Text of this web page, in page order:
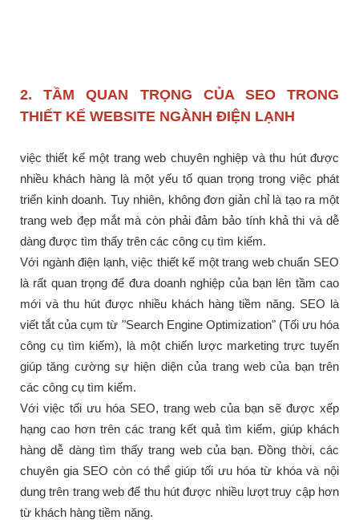
2. TẦM QUAN TRỌNG CỦA SEO TRONG
THIẾT KẾ WEBSITE NGÀNH ĐIỆN LẠNH
việc thiết kế một trang web chuyên nghiệp và thu hút được
nhiều khách hàng là một yếu tố quan trọng trong việc phát
triển kinh doanh. Tuy nhiên, không đơn giản chỉ là tạo ra một
trang web đẹp mắt mà còn phải đảm bảo tính khả thi và dễ
dàng được tìm thấy trên các công cụ tìm kiếm.
Với ngành điện lạnh, việc thiết kế một trang web chuẩn SEO
là rất quan trọng để đưa doanh nghiệp của bạn lên tầm cao
mới và thu hút được nhiều khách hàng tiềm năng. SEO là
viết tắt của cụm từ "Search Engine Optimization" (Tối ưu hóa
công cụ tìm kiếm), là một chiến lược marketing trực tuyến
giúp tăng cường sự hiện diện của trang web của bạn trên
các công cụ tìm kiếm.
Với việc tối ưu hóa SEO, trang web của bạn sẽ được xếp
hạng cao hơn trên các trang kết quả tìm kiếm, giúp khách
hàng dễ dàng tìm thấy trang web của bạn. Đồng thời, các
chuyên gia SEO còn có thể giúp tối ưu hóa từ khóa và nội
dung trên trang web để thu hút được nhiều lượt truy cập hơn
từ khách hàng tiềm năng.